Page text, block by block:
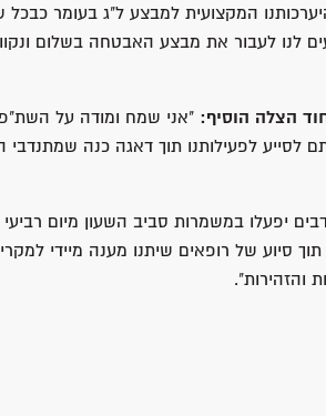
המקצועית למבצע ל"ג בעומר
לנו לעבור את מבצע האבטחה בשלום
הצלה הוסיף: "אני שמח ומודה על
לפעילותנו תוך דאגה כנה שמתנדבי
יפעלו במשמרות סביב השעון מיום רביעי
סיוע של רופאים שיתנו מענה מיידי
והזהירות".